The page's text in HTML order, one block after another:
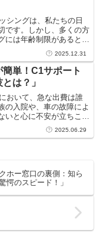
シングは、私たちの日
です。しかし、多くの方
には年齢制限があるとい
の人がキャ... 2025.12.31
簡単！C1サポート
は？」
おいて、急な出費は誰
の入院や、車の故障によ
と心に不安が立ちこめ
いう言葉が頭...2025.06.29
ホー窓口の裏側：知ら
愕のスピード！」